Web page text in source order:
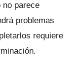
no parece
problemas
requiere